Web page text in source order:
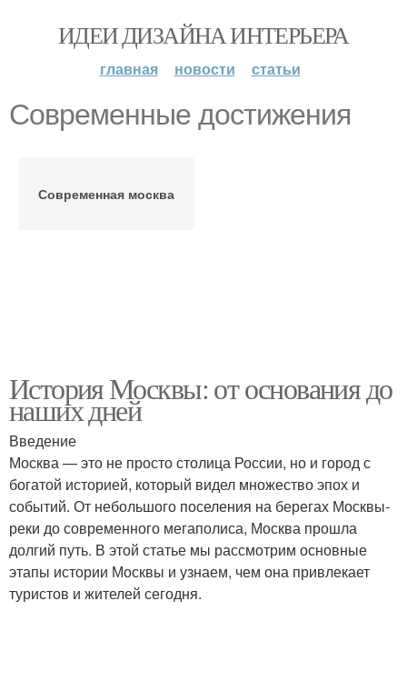
ИДЕИ ДИЗАЙНА ИНТЕРЬЕРА
главная новости статьи
Современные достижения
Современная москва
История Москвы: от основания до
наших дней
Введение
Москва — это не просто столица России, но и город с
богатой историей, который видел множество эпох и
событий. От небольшого поселения на берегах Москвы-
реки до современного мегаполиса, Москва прошла
долгий путь. В этой статье мы рассмотрим основные
этапы истории Москвы и узнаем, чем она привлекает
туристов и жителей сегодня.